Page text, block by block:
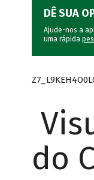
DÊ SUA
Ajude-nos a
uma rápida
do